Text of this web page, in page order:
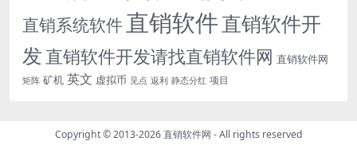
直销系统软件直销软件直销软件开
发 直销软件开发请找直销软件网 直销软件网
矩阵 矿机 英文 虚拟币 见点 返利 静态分红 项目
Copyright © 2013-2026直销软件网 - All rights reserved